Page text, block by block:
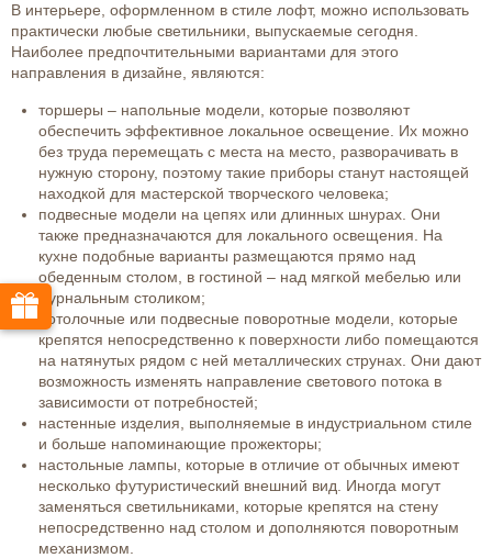
В интерьере, оформленном в стиле лофт, можно использовать
практически любые светильники, выпускаемые сегодня.
Наиболее предпочтительными вариантами для этого
направления в дизайне, являются:
торшеры – напольные модели, которые позволяют
обеспечить эффективное локальное освещение. Их можно
без труда перемещать с места на место, разворачивать в
нужную сторону, поэтому такие приборы станут настоящей
находкой для мастерской творческого человека;
подвесные модели на цепях или длинных шнурах. Они
также предназначаются для локального освещения. На
кухне подобные варианты размещаются прямо над
обеденным столом, в гостиной – над мягкой мебелью или
журнальным столиком;
потолочные или подвесные поворотные модели, которые
крепятся непосредственно к поверхности либо помещаются
на натянутых рядом с ней металлических струнах. Они дают
возможность изменять направление светового потока в
зависимости от потребностей;
настенные изделия, выполняемые в индустриальном стиле
и больше напоминающие прожекторы;
настольные лампы, которые в отличие от обычных имеют
несколько футуристический внешний вид. Иногда могут
заменяться светильниками, которые крепятся на стену
непосредственно над столом и дополняются поворотным
механизмом.